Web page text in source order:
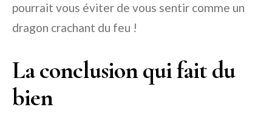
pourrait vous éviter de vous sentir comme un
dragon crachant du feu !
La conclusion qui fait du
bien